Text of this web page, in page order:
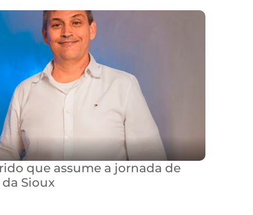
que assume a jornada de
Sioux